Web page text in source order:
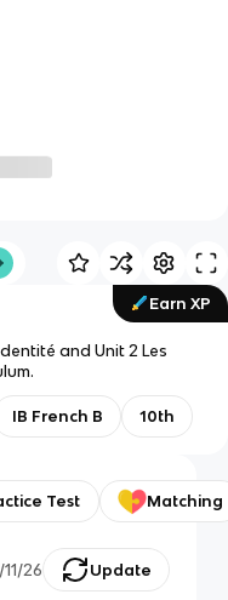
Earn XP
and Unit 2 Les
IB French B 10th
Test Matching
26 Update